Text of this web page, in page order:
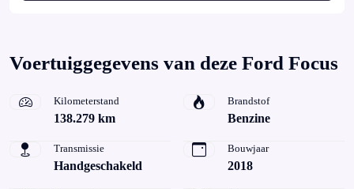
Voertuiggegevens van deze Ford Focus
Kilometerstand
138.279 km
Brandstof
Benzine
Transmissie
Handgeschakeld
Bouwjaar
2018